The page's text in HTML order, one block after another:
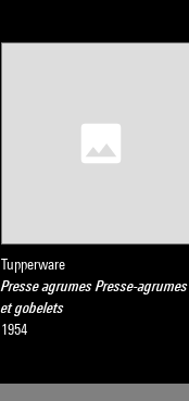
Tupperware
Presse agrumes Presse-agrumes
et gobelets
1954